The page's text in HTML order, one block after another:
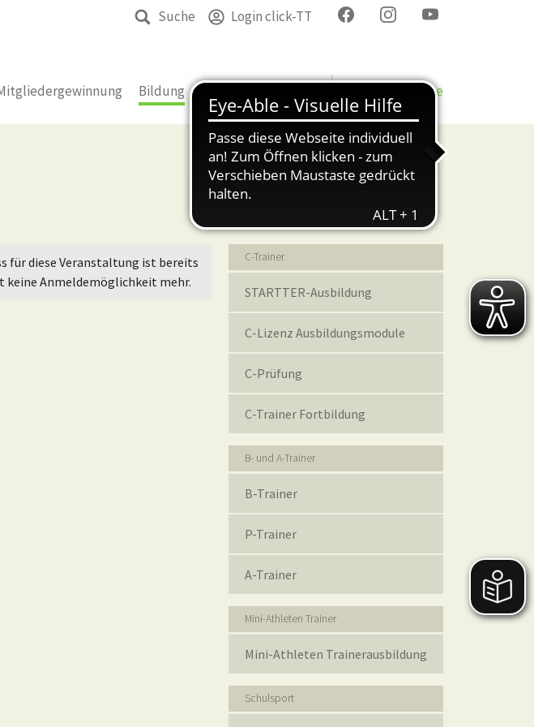
Suche Login click-TT
Bildung Bezirke & Kreise
für diese Veranstaltung ist bereits
keine Anmeldemöglichkeit mehr.
C-Trainer
STARTTER-Ausbildung
C-Lizenz Ausbildungsmodule
C-Prüfung
C-Trainer Fortbildung
B- und A-Trainer
B-Trainer
P-Trainer
A-Trainer
Mini-Athleten Trainer
Mini-Athleten Trainerausbildung
Schulsport